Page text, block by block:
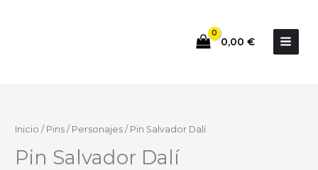
0,00 €
Inicio / Pins / Personajes / Pin Salvador Dalí
Pin Salvador Dalí